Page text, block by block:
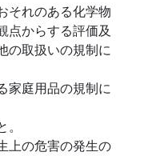
それのある化学物
点からする評価及
の取扱いの規制に
家庭用品の規制に
上の危害の発生の